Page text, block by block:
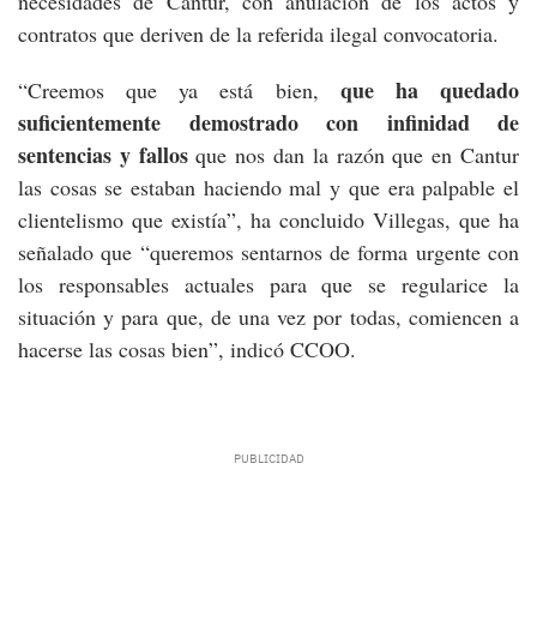
contratos que deriven de la referida ilegal convocatoria.
“Creemos que ya está bien, que ha quedado
suficientemente demostrado con infinidad de
sentencias y fallosque nos dan la razón que en Cantur
las cosas se estaban haciendo mal y que era palpable el
clientelismo que existía”, ha concluido Villegas, que ha
señalado que “queremos sentarnos de forma urgente con
los responsables actuales para que se regularice la
situación y para que, de una vez por todas, comiencen a
hacerse las cosas bien”, indicó CCOO.